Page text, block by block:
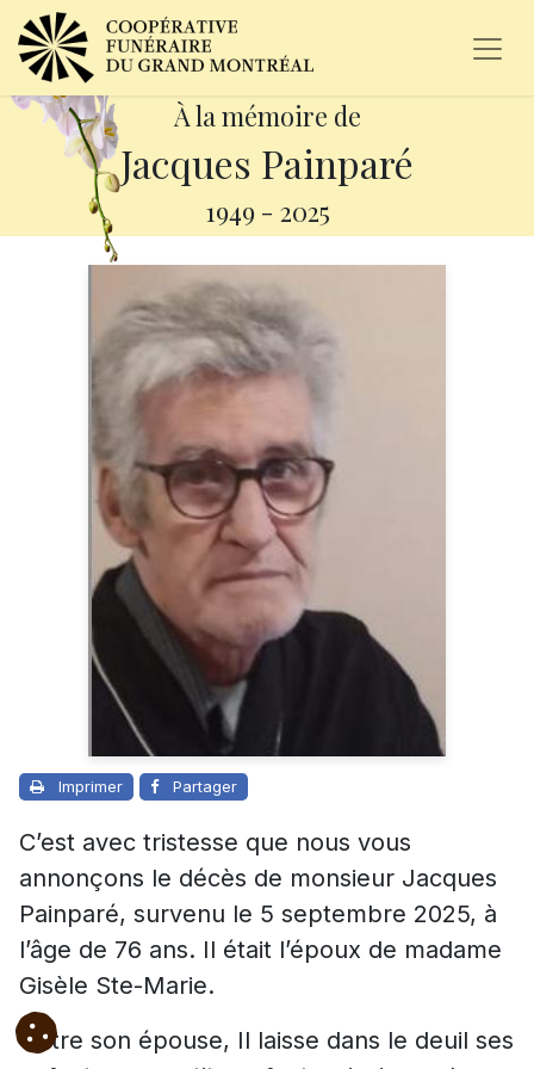
À la mémoire de
Jacques Painparé
1949 - 2025
Imprimer Partager
C’est avec tristesse que nous vous
annonçons le décès de monsieur Jacques
Painparé, survenu le 5 septembre 2025, à
l’âge de 76 ans. Il était l’époux de madame
Gisèle Ste-Marie.
Outre son épouse, Il laisse dans le deuil ses